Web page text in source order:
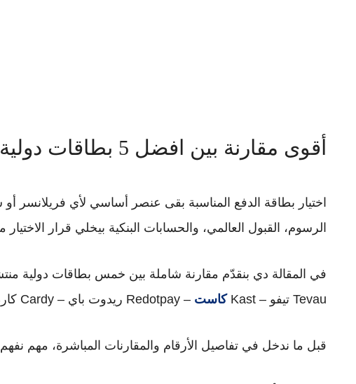
أقوى مقارنة بين افضل 5 بطاقات دولية لأي فريلانسر للفريلانسرز
اختيار بطاقة الدفع المناسبة بقى عنصر أساسي لأي
الرسوم، القبول العالمي، والحسابات البنكية بيخلي قرار
في المقالة دي بنقدّم مقارنة شاملة بين خمس بطاقات دولية
Tevau تيفو – Kast
كاست – Redotpay ريدوت باي – Cardy كاردي – Bybit
قبل ما ندخل في تفاصيل الأرقام والمقارنات المباشرة، مهم